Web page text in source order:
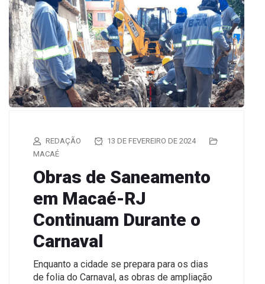
REDAÇÃO
13 DE FEVEREIRO DE 2024
MACAÉ
Obras de Saneamento
em Macaé-RJ
Continuam Durante o
Carnaval
Enquanto a cidade se prepara para os dias
de folia do Carnaval, as obras de ampliação